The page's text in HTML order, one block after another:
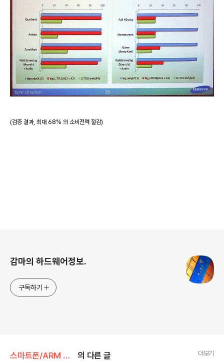
(검증 결과, 최대 68% 의 소비전력 절감)
감마의 하드웨어정보.
구독하기
스마트폰/ARM Holdings 의 다른 글 더보기